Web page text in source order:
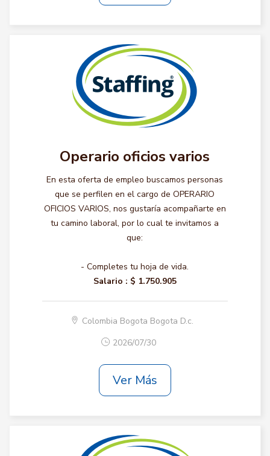
Operario oficios varios
En esta oferta de empleo buscamos personas
que se perfilen en el cargo de OPERARIO
OFICIOS VARIOS, nos gustaría acompañarte en
tu camino laboral, por lo cual te invitamos a
que:
- Completes tu hoja de vida.
Salario : $ 1.750.905
Colombia Bogota Bogota D.c.
2026/07/30
Ver Más